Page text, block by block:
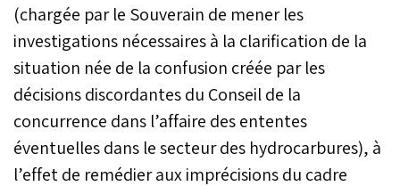
(chargée par le Souverain de mener les
investigations nécessaires à la clarification de la
situation née de la confusion créée par les
décisions discordantes du Conseil de la
concurrence dans l’affaire des ententes
éventuelles dans le secteur des hydrocarbures), à
l’effet de remédier aux imprécisions du cadre